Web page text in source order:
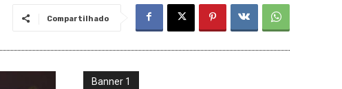
Compartilhado
Banner 1